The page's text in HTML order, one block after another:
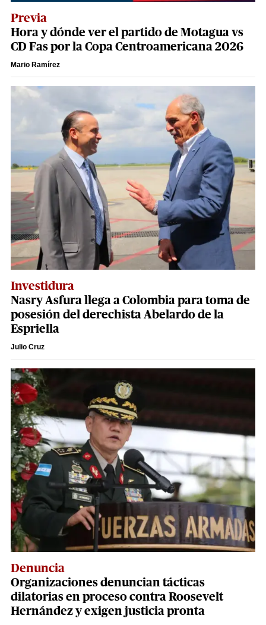
Previa
Hora y dónde ver el partido de Motagua vs
CD Fas por la Copa Centroamericana 2026
Mario Ramírez
Investidura
Nasry Asfura llega a Colombia para toma de
posesión del derechista Abelardo de la
Espriella
Julio Cruz
Denuncia
Organizaciones denuncian tácticas
dilatorias en proceso contra Roosevelt
Hernández y exigen justicia pronta